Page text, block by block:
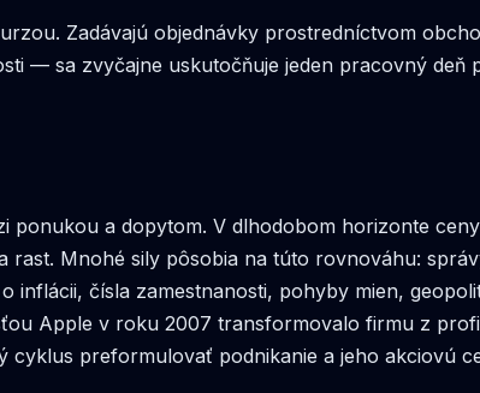
Zadávajú objednávky prostredníctvom
— sa zvyčajne uskutočňuje jeden pracovný
a dopytom. V dlhodobom horizonte
rast. Mnohé sily pôsobia na túto rovnováhu:
čísla zamestnanosti, pohyby mien,
Apple v roku 2007 transformovalo firmu z
preformulovať podnikanie a jeho akciovú